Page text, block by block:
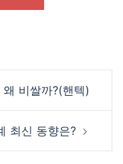
비쌀까?(핸텍)
최신 동향은?